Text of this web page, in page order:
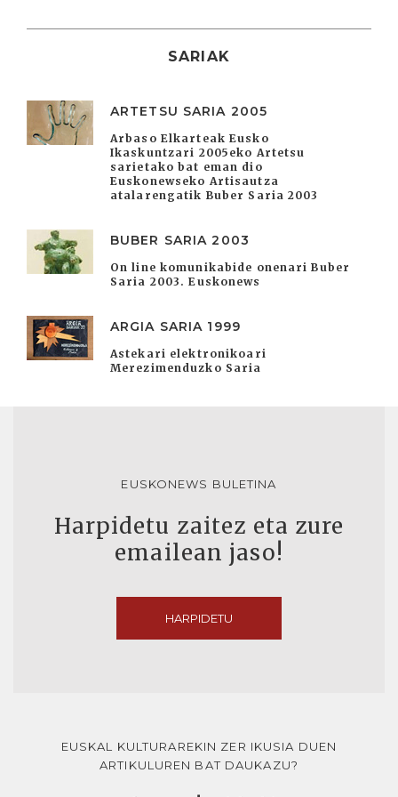
SARIAK
ARTETSU SARIA 2005
Arbaso Elkarteak Eusko
Ikaskuntzari 2005eko Artetsu
sarietako bat eman dio
Euskonewseko Artisautza
atalarengatik Buber Saria 2003
BUBER SARIA 2003
On line komunikabide onenari Buber
Saria 2003. Euskonews
ARGIA SARIA 1999
Astekari elektronikoari
Merezimenduzko Saria
EUSKONEWS BULETINA
Harpidetu zaitez eta zure
emailean jaso!
HARPIDETU
EUSKAL KULTURAREKIN ZER IKUSIA DUEN
ARTIKULUREN BAT DAUKAZU?